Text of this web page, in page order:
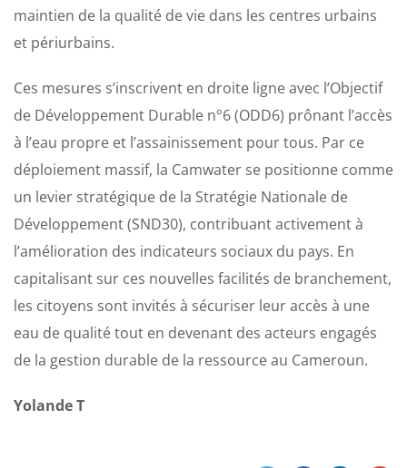
maintien de la qualité de vie dans les centres urbains
et périurbains.
​Ces mesures s’inscrivent en droite ligne avec l’Objectif
de Développement Durable n°6 (ODD6) prônant l’accès
à l’eau propre et l’assainissement pour tous. Par ce
déploiement massif, la Camwater se positionne comme
un levier stratégique de la Stratégie Nationale de
Développement (SND30), contribuant activement à
l’amélioration des indicateurs sociaux du pays. En
capitalisant sur ces nouvelles facilités de branchement,
les citoyens sont invités à sécuriser leur accès à une
eau de qualité tout en devenant des acteurs engagés
de la gestion durable de la ressource au Cameroun.
Yolande T